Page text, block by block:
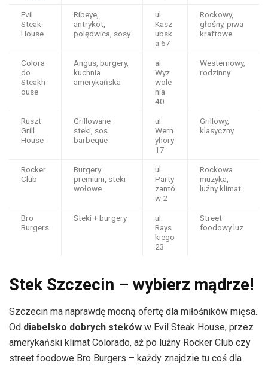
Evil
Steak
House
Ribeye,
antrykot,
polędwica, sosy
ul.
Kasz
ubsk
a 67
Rockowy,
głośny, piwa
kraftowe
Colora
do
Steakh
ouse
Angus, burgery,
kuchnia
amerykańska
al.
Wyz
wole
nia
40
Westernowy,
rodzinny
Ruszt
Grill
House
Grillowane
steki, sos
barbeque
ul.
Wern
yhory
17
Grillowy,
klasyczny
Rocker
Club
Burgery
premium, steki
wołowe
ul.
Party
zantó
w 2
Rockowa
muzyka,
luźny klimat
Bro
Burgers
Steki + burgery
ul.
Rays
kiego
23
Street
foodowy luz
Stek Szczecin – wybierz mądrze!
Szczecin ma naprawdę mocną ofertę dla miłośników mięsa.
Od diabelsko dobrych steków w Evil Steak House, przez
amerykański klimat Colorado, aż po luźny Rocker Club czy
street foodowe Bro Burgers – każdy znajdzie tu coś dla